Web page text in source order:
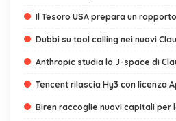
Il Tesoro USA prepara un
Dubbi su tool calling nei nuovi
Anthropic studia lo J-space di
Tencent rilascia Hy3 con licenza
Biren raccoglie nuovi capitali per